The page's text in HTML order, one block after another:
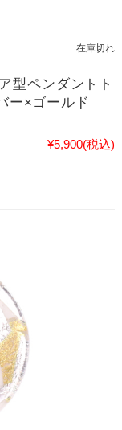
在庫切れ
型ペンダントト
ー×ゴールド
¥5,900(税込)